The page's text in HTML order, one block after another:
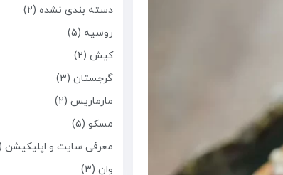
دسته بندی نشده (۲)
روسیه (۵)
کیش (۲)
گرجستان (۳)
مارماریس (۲)
مسکو (۵)
معرفی سایت و اپلیکیشن
وان (۳)